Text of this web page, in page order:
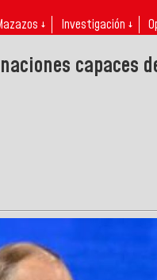
↓ Investigación ↓
capaces